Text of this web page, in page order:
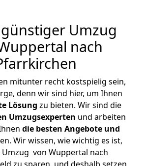
Umzug
nach
mitunter recht kostspielig sein,
denn wir sind hier, um Ihnen
Lösung zu bieten. Wir sind die
Umzugsexperten und arbeiten
die besten Angebote und
Wir wissen, wie wichtig es ist,
Umzug von Wuppertal nach